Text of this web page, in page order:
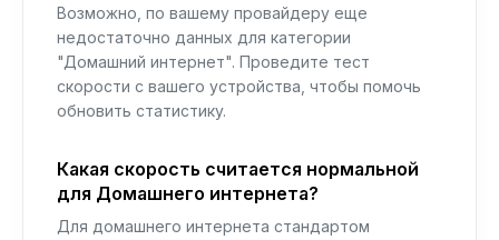
Возможно, по вашему провайдеру еще
недостаточно данных для категории
"Домашний интернет". Проведите тест
скорости с вашего устройства, чтобы помочь
обновить статистику.
Какая скорость считается нормальной
для Домашнего интернета?
Для домашнего интернета стандартом